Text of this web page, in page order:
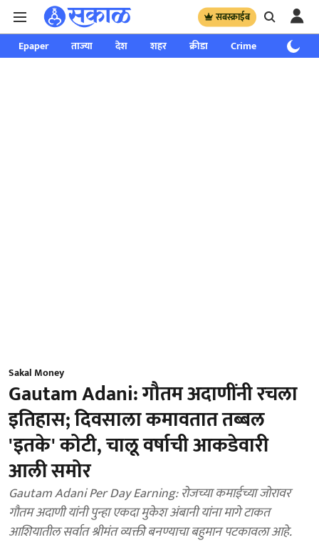
सबस्क्राईब
Epaper ताज्या देश शहर क्रीडा Crime साप्ताहिक
Sakal Money
Gautam Adani: गौतम अदाणींनी रचला
इतिहास; दिवसाला कमावतात तब्बल
'इतके' कोटी, चालू वर्षाची आकडेवारी
आली समोर
Gautam Adani Per Day Earning: रोजच्या कमाईच्या जोरावर
गौतम अदाणी यांनी पुन्हा एकदा मुकेश अंबानी यांना मागे टाकत
आशियातील सर्वात श्रीमंत व्यक्ती बनण्याचा बहुमान पटकावला आहे.